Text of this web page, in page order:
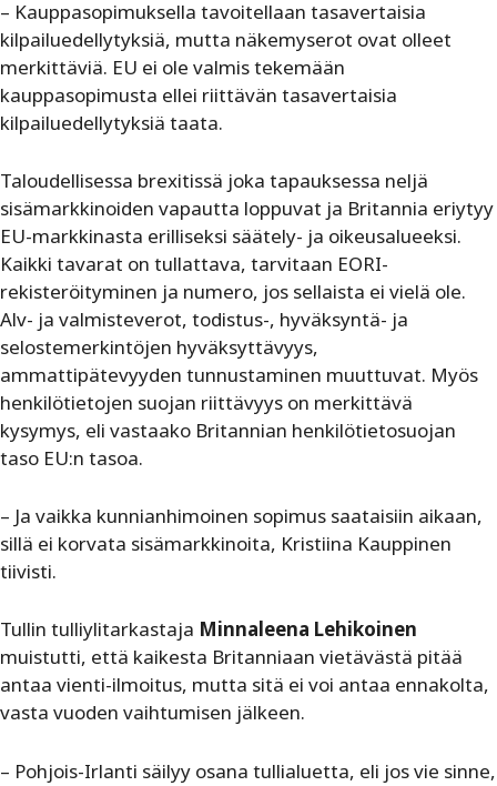
– Kauppasopimuksella tavoitellaan tasavertaisia
kilpailuedellytyksiä, mutta näkemyserot ovat olleet
merkittäviä. EU ei ole valmis tekemään
kauppasopimusta ellei riittävän tasavertaisia
kilpailuedellytyksiä taata.
Taloudellisessa brexitissä joka tapauksessa neljä
sisämarkkinoiden vapautta loppuvat ja Britannia eriytyy
EU-markkinasta erilliseksi säätely- ja oikeusalueeksi.
Kaikki tavarat on tullattava, tarvitaan EORI-
rekisteröityminen ja numero, jos sellaista ei vielä ole.
Alv- ja valmisteverot, todistus-, hyväksyntä- ja
selostemerkintöjen hyväksyttävyys,
ammattipätevyyden tunnustaminen muuttuvat. Myös
henkilötietojen suojan riittävyys on merkittävä
kysymys, eli vastaako Britannian henkilötietosuojan
taso EU:n tasoa.
– Ja vaikka kunnianhimoinen sopimus saataisiin aikaan,
sillä ei korvata sisämarkkinoita, Kristiina Kauppinen
tiivisti.
Tullin tulliylitarkastaja Minnaleena Lehikoinen
muistutti, että kaikesta Britanniaan vietävästä pitää
antaa vienti-ilmoitus, mutta sitä ei voi antaa ennakolta,
vasta vuoden vaihtumisen jälkeen.
– Pohjois-Irlanti säilyy osana tullialuetta, eli jos vie sinne,